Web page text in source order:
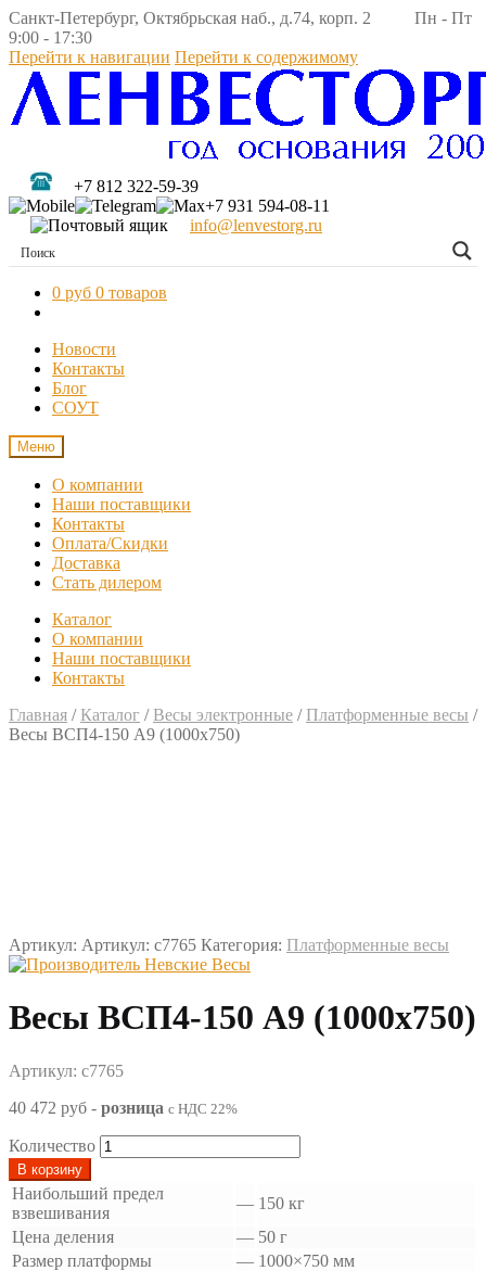
Санкт-Петербург, Октябрьская наб., д.74, корп. 2 Пн - Пт
9:00 - 17:30
Перейти к навигации Перейти к содержимому
+7 812 322-59-39
+7 931 594-08-11
info@lenvestorg.ru
0 руб 0 товаров
Новости
Контакты
Блог
СОУТ
Меню
О компании
Наши поставщики
Контакты
Оплата/Скидки
Доставка
Стать дилером
Каталог
О компании
Наши поставщики
Контакты
Главная / Каталог / Весы электронные / Платформенные весы /
Весы ВСП4-150 А9 (1000х750)
Артикул: Артикул: с7765 Категория: Платформенные весы
Весы ВСП4-150 А9 (1000х750)
Артикул: с7765
40 472 руб - розница с НДС 22%
Количество
В корзину
Наибольший предел
взвешивания
— 150 кг
Цена деления
— 50 г
Размер платформы
— 1000×750 мм